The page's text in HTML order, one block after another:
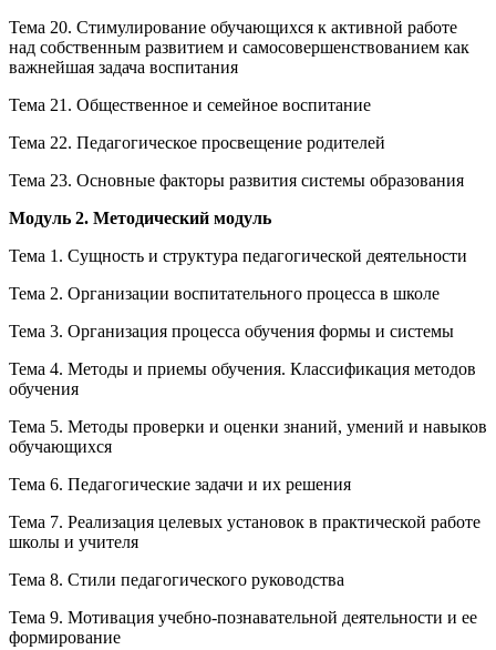
Тема 20. Стимулирование обучающихся к активной работе
над собственным развитием и самосовершенствованием как
важнейшая задача воспитания
Тема 21. Общественное и семейное воспитание
Тема 22. Педагогическое просвещение родителей
Тема 23. Основные факторы развития системы образования
Модуль 2. Методический модуль
Тема 1. Сущность и структура педагогической деятельности
Тема 2. Организации воспитательного процесса в школе
Тема 3. Организация процесса обучения формы и системы
Тема 4. Методы и приемы обучения. Классификация методов
обучения
Тема 5. Методы проверки и оценки знаний, умений и навыков
обучающихся
Тема 6. Педагогические задачи и их решения
Тема 7. Реализация целевых установок в практической работе
школы и учителя
Тема 8. Стили педагогического руководства
Тема 9. Мотивация учебно-познавательной деятельности и ее
формирование